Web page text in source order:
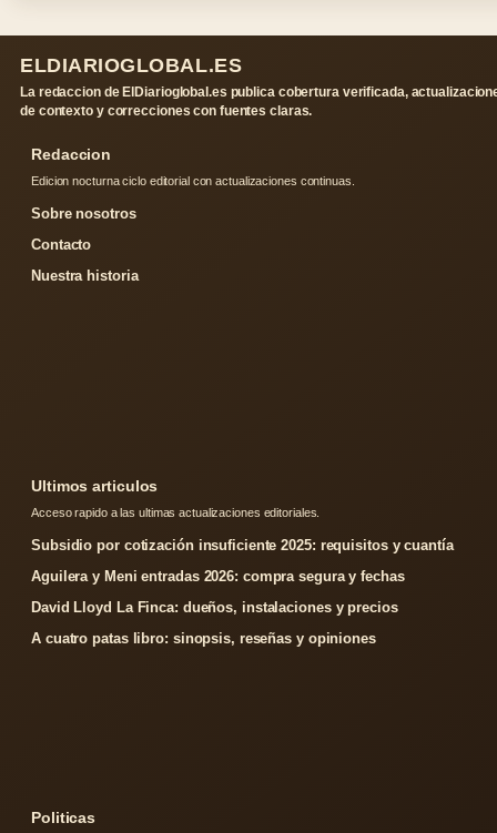
ELDIARIOGLOBAL.ES
La redaccion de ElDiarioglobal.es publica cobertura verificada,
de contexto y correcciones con fuentes claras.
Redaccion
Edicion nocturna ciclo editorial con actualizaciones continuas.
Sobre nosotros
Contacto
Nuestra historia
Ultimos articulos
Acceso rapido a las ultimas actualizaciones editoriales.
Subsidio por cotización insuficiente 2025: requisitos y cuantía
Aguilera y Meni entradas 2026: compra segura y fechas
David Lloyd La Finca: dueños, instalaciones y precios
A cuatro patas libro: sinopsis, reseñas y opiniones
Politicas